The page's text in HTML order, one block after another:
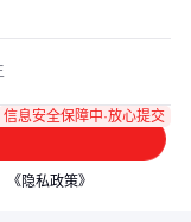
信息安全保障中·放心提交
《隐私政策》